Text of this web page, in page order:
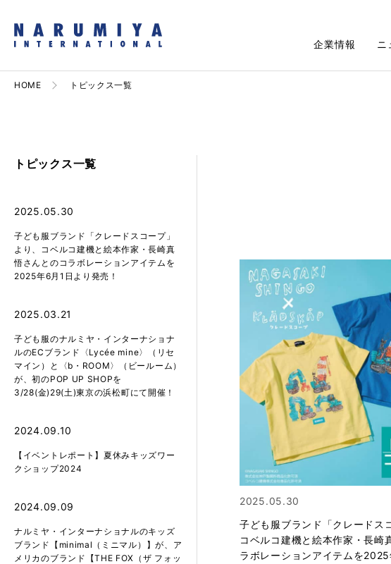
企業情報 ニ
HOME トピックス一覧
2025.05.30
子ども服ブランド「クレードス
コベルコ建機と絵本作家・長崎
ラボレーションアイテムを
トピックス一覧
2025.05.30
子ども服ブランド「クレードスコープ」
より、コベルコ建機と絵本作家・長崎真
悟さんとのコラボレーションアイテムを
2025年6月1日より発売！
2025.03.21
子ども服のナルミヤ・インターナショナ
ルのECブランド〈Lycée mine〉（リセ
マイン）と〈b・ROOM〉（ビールーム）
が、初のPOP UP SHOPを
3/28(金)29(土)東京の浜松町にて開催！
2024.09.10
【イベントレポート】夏休みキッズワー
クショップ2024
2024.09.09
ナルミヤ・インターナショナルのキッズ
ブランド【minimal（ミニマル）】が、ア
メリカのブランド【THE FOX（ザ フォッ